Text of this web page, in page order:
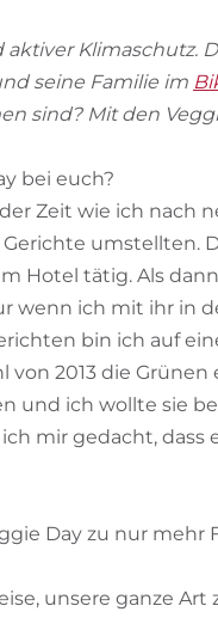
Klimaschutz.
seine Familie im
sind? Mit den
bei euch?
Zeit wie ich nach
umstellten.
Hotel tätig. Als dann
wenn ich mit ihr in
bin ich auf
2013 die
und ich wollte sie
mir gedacht, dass
Day zu nur mehr
unsere ganze